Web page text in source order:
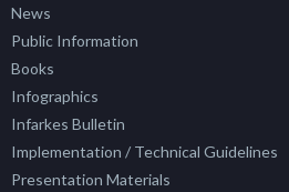
News
Public Information
Books
Infographics
Infarkes Bulletin
Implementation / Technical Guidelines
Presentation Materials